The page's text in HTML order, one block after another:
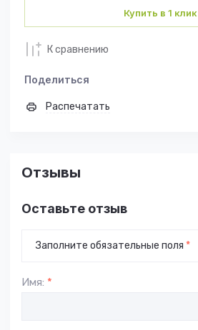
Купить в 1 клик
К сравнению
Поделиться
Распечатать
Отзывы
Оставьте отзыв
Заполните обязательные поля *
Имя: *